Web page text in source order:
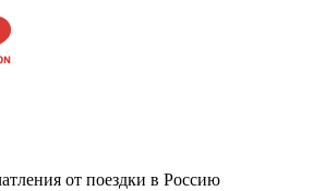
от поездки в Россию